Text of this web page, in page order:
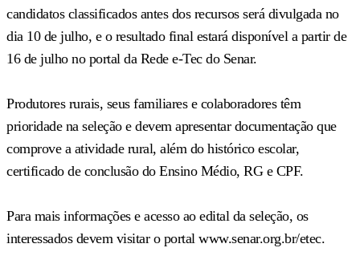
candidatos classificados antes dos recursos será divulgada no
dia 10 de julho, e o resultado final estará disponível a partir de
16 de julho no portal da Rede e-Tec do Senar.
Produtores rurais, seus familiares e colaboradores têm
prioridade na seleção e devem apresentar documentação que
comprove a atividade rural, além do histórico escolar,
certificado de conclusão do Ensino Médio, RG e CPF.
Para mais informações e acesso ao edital da seleção, os
interessados devem visitar o portal www.senar.org.br/etec.